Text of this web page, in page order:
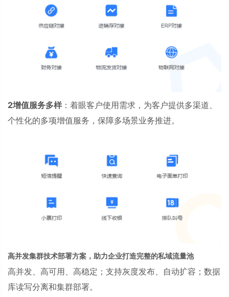
2增值服务多样 ：着眼客户使用需求，为客户提供多渠道、
个性化的多项增值服务，保障多场景业务推进。
高并发集群技术部署方案，助力企业打造完整的私域流量池
高并发、高可用、高稳定；支持灰度发布、自动扩容；数据
库读写分离和集群部署。